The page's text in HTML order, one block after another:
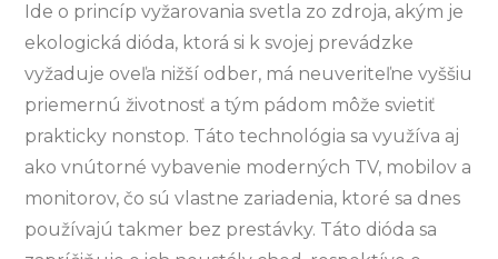
Ide o princíp vyžarovania svetla zo zdroja, akým je
ekologická dióda, ktorá si k svojej prevádzke
vyžaduje oveľa nižší odber, má neuveriteľne vyššiu
priemernú životnosť a tým pádom môže svietiť
prakticky nonstop. Táto technológia sa využíva aj
ako vnútorné vybavenie moderných TV, mobilov a
monitorov, čo sú vlastne zariadenia, ktoré sa dnes
používajú takmer bez prestávky. Táto dióda sa